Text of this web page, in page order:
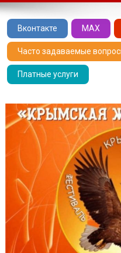
Вконтакте MAX
Часто задаваемые
Платные услуги